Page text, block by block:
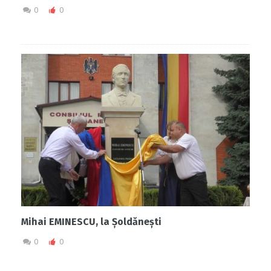
0 0
Mihai EMINESCU, la Șoldănești
0 0